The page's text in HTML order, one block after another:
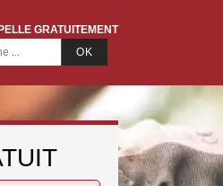
GRATUITEMENT